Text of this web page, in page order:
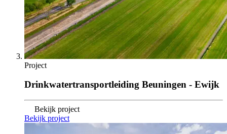
Project
Drinkwatertransportleiding Beuningen - Ewijk
Bekijk project
Bekijk project